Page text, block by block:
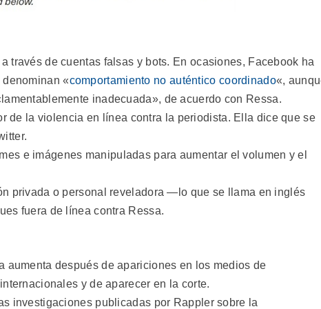
través de cuentas falsas y bots. En ocasiones, Facebook ha
«comportamiento no auténtico coordinado«,
inadecuada», de acuerdo con Ressa.
de la violencia en línea contra la periodista. Ella dice que se
e imágenes manipuladas para aumentar el volumen y el
privada o personal reveladora —lo que se llama en inglés
fuera de línea contra Ressa.
aumenta después de apariciones en los medios de
y de aparecer en la corte.
investigaciones publicadas por Rappler sobre la